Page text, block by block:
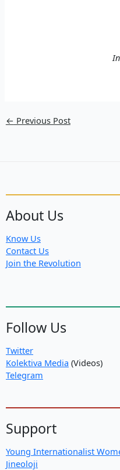
← Previous Post
About Us
Know Us
Contact Us
Join the Revolution
Follow Us
Twitter
Kolektiva Media (Videos)
Telegram
Support
Young Internationalist
Jineoloji